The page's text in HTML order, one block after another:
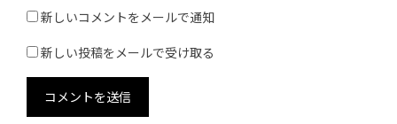
新しいコメントをメールで通知
新しい投稿をメールで受け取る